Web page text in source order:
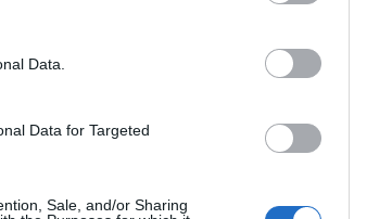
Data.
Data for Targeted
Sale, and/or Sharing
Károllyal
Operettszínház elismert művésze
a színház balettkarával és a
című lemezének bemutató